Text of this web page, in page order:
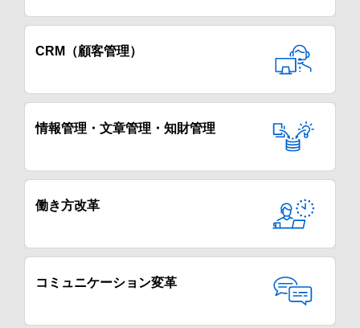
CRM（顧客管理）
情報管理・文章管理・知財管理
働き方改革
コミュニケーション変革